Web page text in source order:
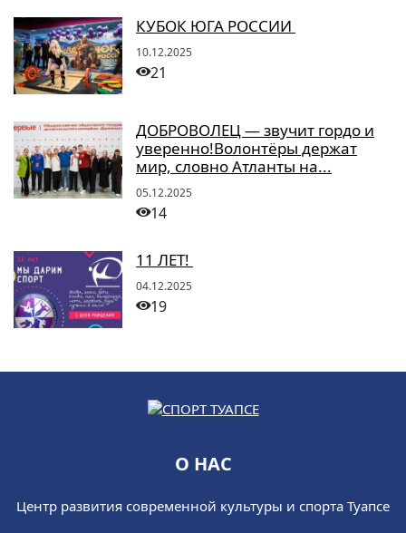
КУБОК ЮГА РОССИИ
10.12.2025
21
ДОБРОВОЛЕЦ — звучит гордо и
уверенно!Волонтёры держат
мир, словно Атланты на...
05.12.2025
14
11 ЛЕТ!
04.12.2025
19
О НАС
Центр развития современной культуры и спорта Туапсе